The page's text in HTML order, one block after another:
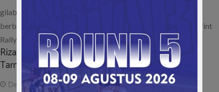
gilabalap.com – Kejuaraan Canti Dharma Tarmac yang
berbarengan dengan seri ke-3 atau putaran final Kejurnas Sprint
Rally 2015 telah usai. Kompetisi…
Rizal Sungkar Ungguli Subhan Aksa di Sprint Rally
Tarmac Canti Dharma
December 21, 2015
ad